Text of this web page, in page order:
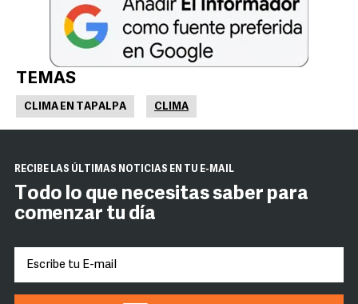
TEMAS
CLIMA EN TAPALPA CLIMA
RECIBE LAS ÚLTIMAS NOTICIAS EN TU E-MAIL
Todo lo que necesitas saber para
comenzar tu día